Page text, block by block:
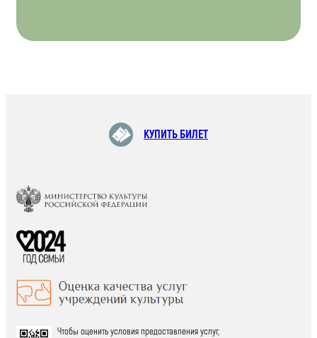
КУПИТЬ БИЛЕТ
Чтобы оценить условия предоставления услуг,